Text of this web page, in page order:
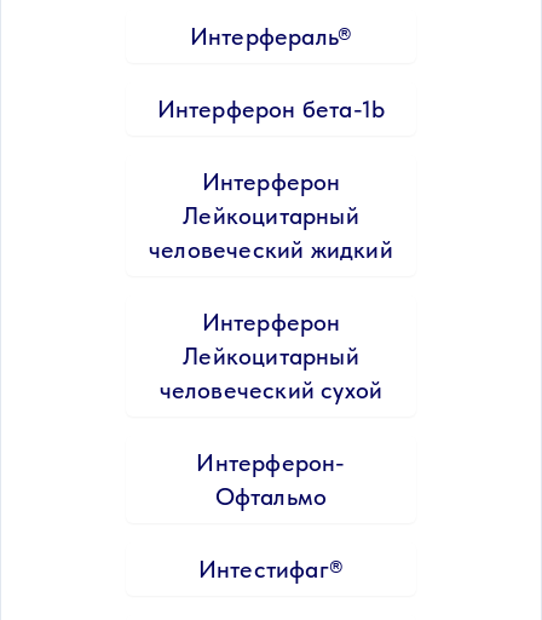
Интерфераль®
Интерферон бета-1b
Интерферон
Лейкоцитарный
человеческий жидкий
Интерферон
Лейкоцитарный
человеческий сухой
Интерферон-
Офтальмо
Интестифаг®